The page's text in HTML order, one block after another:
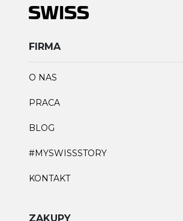
FIRMA
O NAS
PRACA
BLOG
#MYSWISSSTORY
KONTAKT
ZAKUPY